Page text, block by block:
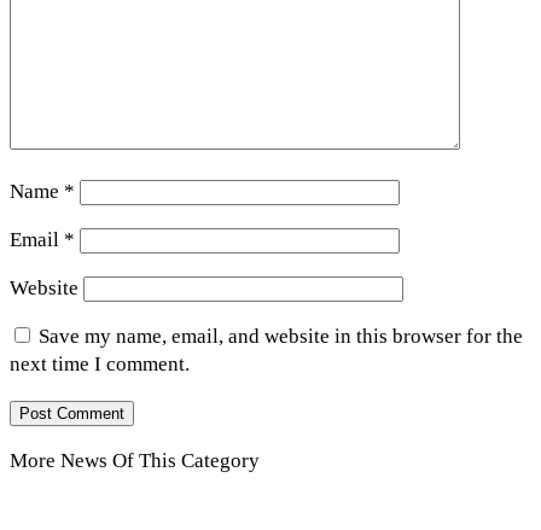
Name *
Email *
Website
Save my name, email, and website in this browser for the
next time I comment.
More News Of This Category